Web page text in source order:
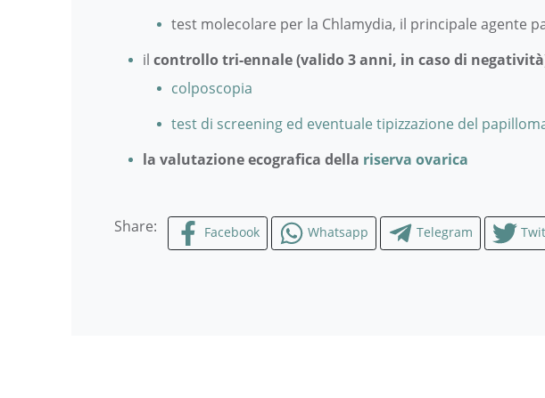
test molecolare per la Chlamydia, il principale agente
il controllo tri-ennale (valido 3 anni, in caso di
colposcopia
test di screening ed eventuale tipizzazione del
la valutazione ecografica della riserva ovarica
Share: Facebook Whatsapp Telegram